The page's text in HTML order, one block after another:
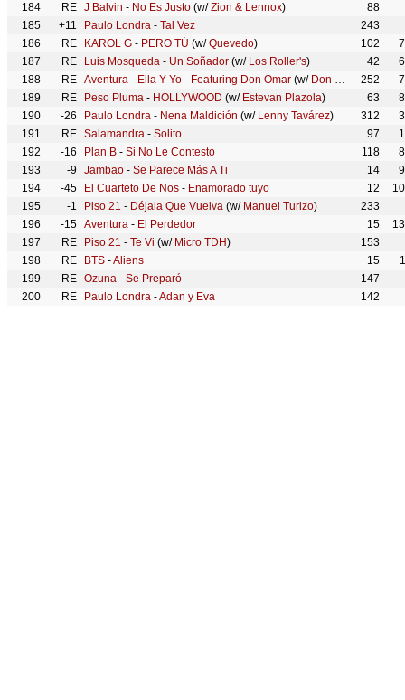
184
RE J Balvin - No Es Justo (w/Zion & Lennox)
88
185
+11 Paulo Londra - Tal Vez
243
186
RE KAROL G - PERO TÚ (w/Quevedo) 102
187
RE Luis Mosqueda - Un Soñador (w/ Los Roller's) 42
188
RE Aventura - Ella Y Yo - Featuring Don Omar (w/ Don Omar )
252
189
RE Peso Pluma - HOLLYWOOD (w/ Estevan Plazola) 63
190
-26 Paulo Londra - Nena Maldición (w/ Lenny Tavárez) 312
191
RE Salamandra - Solito 97
192
-16 Plan B - Si No Le Contesto 118
193
-9 Jambao - Se Parece Más A Ti 14
194
-45 El Cuarteto De Nos - Enamorado tuyo 12
195
-1 Piso 21 - Déjala Que Vuelva (w/ Manuel Turizo)
233
196
-15 Aventura - El Perdedor 15
197
RE Piso 21 - Te Vi (w/ Micro TDH)
153
198
RE BTS -Aliens 15
199
RE Ozuna - Se Preparó
147
200
RE Paulo Londra -Adan y Eva 142